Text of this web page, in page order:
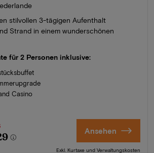
stilvollen 3-tägigen Aufenthalt
Strand in einem wunderschönen
für 2 Personen inklusive:
Casino
Ansehen
Exkl. Kurtaxe und Verwaltungskosten